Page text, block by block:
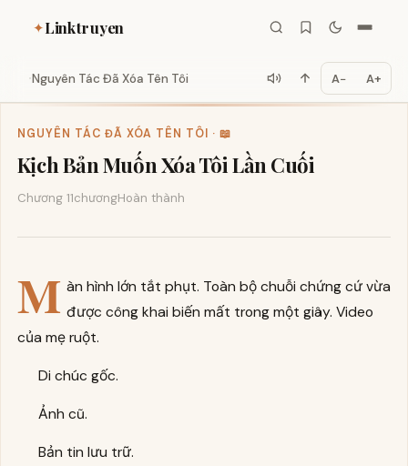
✦Linktruyen
Nguyên Tác Đã Xóa Tên Tôi A− A+
NGUYÊN TÁC ĐÃ XÓA TÊN TÔI · 📖
Kịch Bản Muốn Xóa Tôi Lần Cuối
Chương 11chươngHoàn thành
M àn hình lớn tắt phụt. Toàn bộ chuỗi chứng cứ vừa
được công khai biến mất trong một giây. Video
của mẹ ruột.
Di chúc gốc.
Ảnh cũ.
Bản tin lưu trữ.